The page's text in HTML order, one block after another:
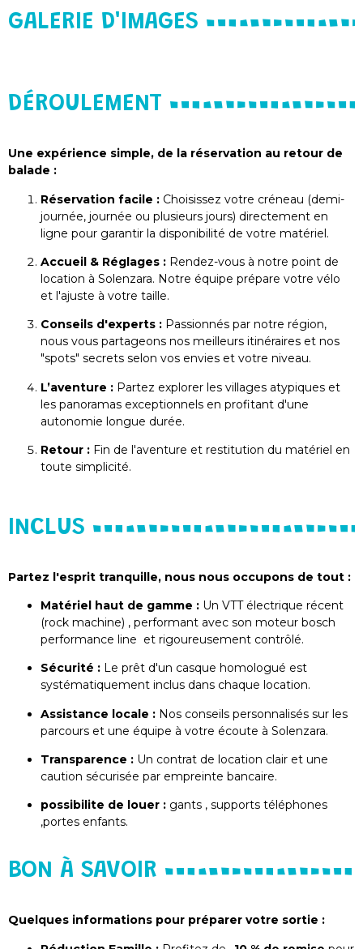
GALERIE D'IMAGES
DÉROULEMENT
Une expérience simple, de la réservation au retour de
balade :
Réservation facile : Choisissez votre créneau (demi-
journée, journée ou plusieurs jours) directement en
ligne pour garantir la disponibilité de votre matériel.
Accueil & Réglages : Rendez-vous à notre point de
location à Solenzara. Notre équipe prépare votre vélo
et l'ajuste à votre taille.
Conseils d'experts : Passionnés par notre région,
nous vous partageons nos meilleurs itinéraires et nos
"spots" secrets selon vos envies et votre niveau.
L’aventure : Partez explorer les villages atypiques et
les panoramas exceptionnels en profitant d'une
autonomie longue durée.
Retour : Fin de l'aventure et restitution du matériel en
toute simplicité.
INCLUS
Partez l'esprit tranquille, nous nous occupons de tout :
Matériel haut de gamme : Un VTT électrique récent
(rock machine) , performant avec son moteur bosch
performance line et rigoureusement contrôlé.
Sécurité : Le prêt d'un casque homologué est
systématiquement inclus dans chaque location.
Assistance locale : Nos conseils personnalisés sur les
parcours et une équipe à votre écoute à Solenzara.
Transparence : Un contrat de location clair et une
caution sécurisée par empreinte bancaire.
possibilite de louer : gants , supports téléphones
,portes enfants.
BON À SAVOIR
Quelques informations pour préparer votre sortie :